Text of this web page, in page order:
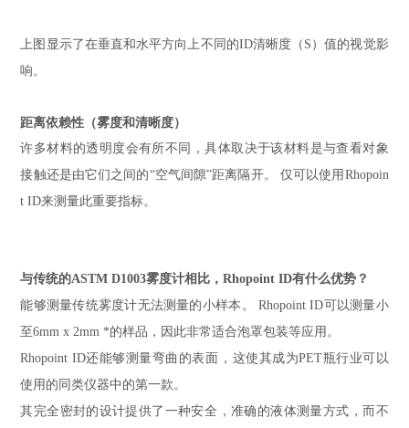
上图显示了在垂直和水平方向上不同的ID清晰度（S）值的视觉影
响。
距离依赖性（雾度和清晰度）
许多材料的透明度会有所不同，具体取决于该材料是与查看对象
接触还是由它们之间的“空气间隙”距离隔开。 仅可以使用Rhopoin
t ID来测量此重要指标。
与传统的ASTM D1003雾度计相比，Rhopoint ID有什么优势？
能够测量传统雾度计无法测量的小样本。 Rhopoint ID可以测量小
至6mm x 2mm *的样品，因此非常适合泡罩包装等应用。
Rhopoint ID还能够测量弯曲的表面，这使其成为PET瓶行业可以
使用的同类仪器中的第一款。
其完全密封的设计提供了一种安全，准确的液体测量方式，而不